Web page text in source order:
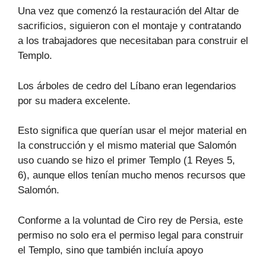
Una vez que comenzó la restauración del Altar de
sacrificios, siguieron con el montaje y contratando
a los trabajadores que necesitaban para construir el
Templo.
Los árboles de cedro del Líbano eran legendarios
por su madera excelente.
Esto significa que querían usar el mejor material en
la construcción y el mismo material que Salomón
uso cuando se hizo el primer Templo (1 Reyes 5,
6), aunque ellos tenían mucho menos recursos que
Salomón.
Conforme a la voluntad de Ciro rey de Persia, este
permiso no solo era el permiso legal para construir
el Templo, sino que también incluía apoyo